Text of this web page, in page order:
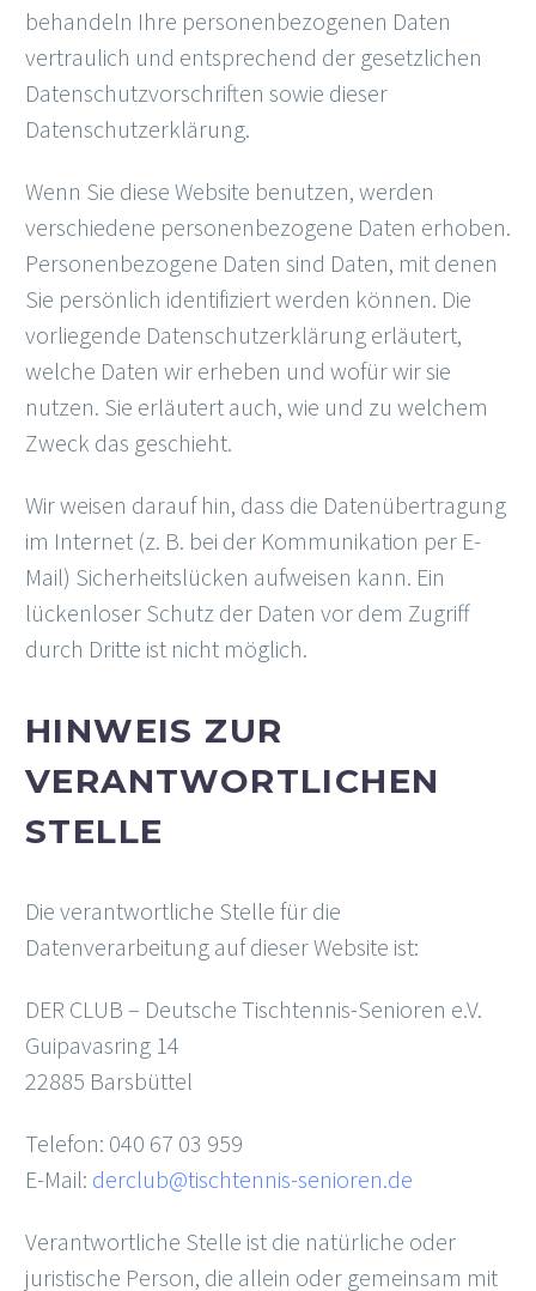
behandeln Ihre personenbezogenen Daten
vertraulich und entsprechend der gesetzlichen
Datenschutzvorschriften sowie dieser
Datenschutzerklärung.
Wenn Sie diese Website benutzen, werden
verschiedene personenbezogene Daten erhoben.
Personenbezogene Daten sind Daten, mit denen
Sie persönlich identifiziert werden können. Die
vorliegende Datenschutzerklärung erläutert,
welche Daten wir erheben und wofür wir sie
nutzen. Sie erläutert auch, wie und zu welchem
Zweck das geschieht.
Wir weisen darauf hin, dass die Datenübertragung
im Internet (z. B. bei der Kommunikation per E-
Mail) Sicherheitslücken aufweisen kann. Ein
lückenloser Schutz der Daten vor dem Zugriff
durch Dritte ist nicht möglich.
HINWEIS ZUR
VERANTWORTLICHEN
STELLE
Die verantwortliche Stelle für die
Datenverarbeitung auf dieser Website ist:
DER CLUB – Deutsche Tischtennis-Senioren e.V.
Guipavasring 14
22885 Barsbüttel
Telefon: 040 67 03 959
E-Mail: derclub@tischtennis-senioren.de
Verantwortliche Stelle ist die natürliche oder
juristische Person, die allein oder gemeinsam mit